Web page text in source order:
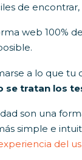
de encontrar,
web 100%
a lo que
se tratan los
son una
simple e
del